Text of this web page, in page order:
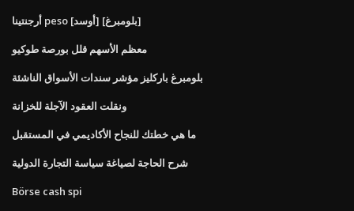
أرجنتينا peso [أوسد] [بلومبرغ]
معظم الأسهم قلل بورصة طوكيو
بلومبرغ باركليز مؤشر سندات الأسواق الناشئة
ونقلت العقود الآجلة للخزانة
ما هي خطتك للنجاح الأكاديمي في المستقبل
شرح الحاجة لصياغة سياسة التجارة الدولية
Börse cash spi